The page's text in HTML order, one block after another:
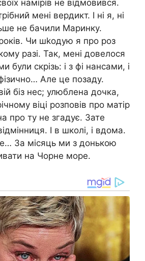
намірів не відмовився.
мені вердикт. І ні я, ні
не бачили Маринку.
Чи шkодую я про роз
разі. Так, мені довелося
були скрізь: і з фі нансами, і
Але це позаду.
біз нес; улюблена дочка,
віці розповів про матір
про ту не згадує. Зате
І в школі, і вдома.
За місяць ми з донькою
на Чорне море.